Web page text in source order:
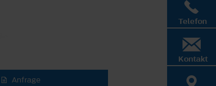
Anfrage
Telefon
Kontakt